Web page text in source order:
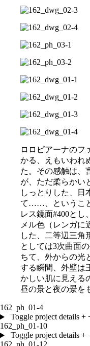
ロロピアーナのフ
かる、えもいわれ
た。その感触は、
が、ただ柔らかい
しっとりした、日
て……、というこ
レス鏡面#400とし
メル色（レンガに
した、二等辺三角
としては3次曲面
ちて、外からの光
する瞬間、外壁は
かしい肌に見える
昼の景と夜の景を
162_ph_01-4
Toggle project details +
162_ph_01-10
Toggle project details +